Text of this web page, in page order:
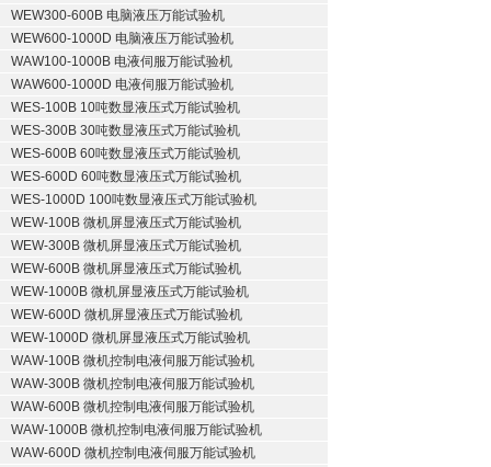
WEW300-600B 电脑液压万能试验机
WEW600-1000D 电脑液压万能试验机
WAW100-1000B 电液伺服万能试验机
WAW600-1000D 电液伺服万能试验机
WES-100B 10吨数显液压式万能试验机
WES-300B 30吨数显液压式万能试验机
WES-600B 60吨数显液压式万能试验机
WES-600D 60吨数显液压式万能试验机
WES-1000D 100吨数显液压式万能试验机
WEW-100B 微机屏显液压式万能试验机
WEW-300B 微机屏显液压式万能试验机
WEW-600B 微机屏显液压式万能试验机
WEW-1000B 微机屏显液压式万能试验机
WEW-600D 微机屏显液压式万能试验机
WEW-1000D 微机屏显液压式万能试验机
WAW-100B 微机控制电液伺服万能试验机
WAW-300B 微机控制电液伺服万能试验机
WAW-600B 微机控制电液伺服万能试验机
WAW-1000B 微机控制电液伺服万能试验机
WAW-600D 微机控制电液伺服万能试验机